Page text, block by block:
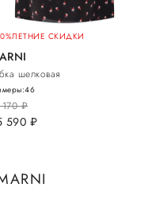
ЛЕТНИЕ СКИДКИ
шелковая
170руб.
590 руб.
46